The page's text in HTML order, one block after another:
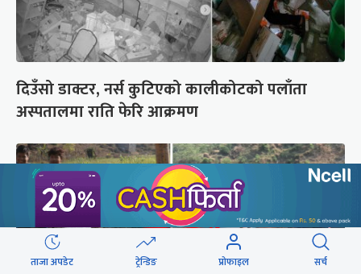
दिउँसो डाक्टर, नर्स कुटिएको कालीकोटको पलाँता
अस्पतालमा राति फेरि आक्रमण
ताजा अपडेट ट्रेन्डिङ प्रोफाइल सर्च